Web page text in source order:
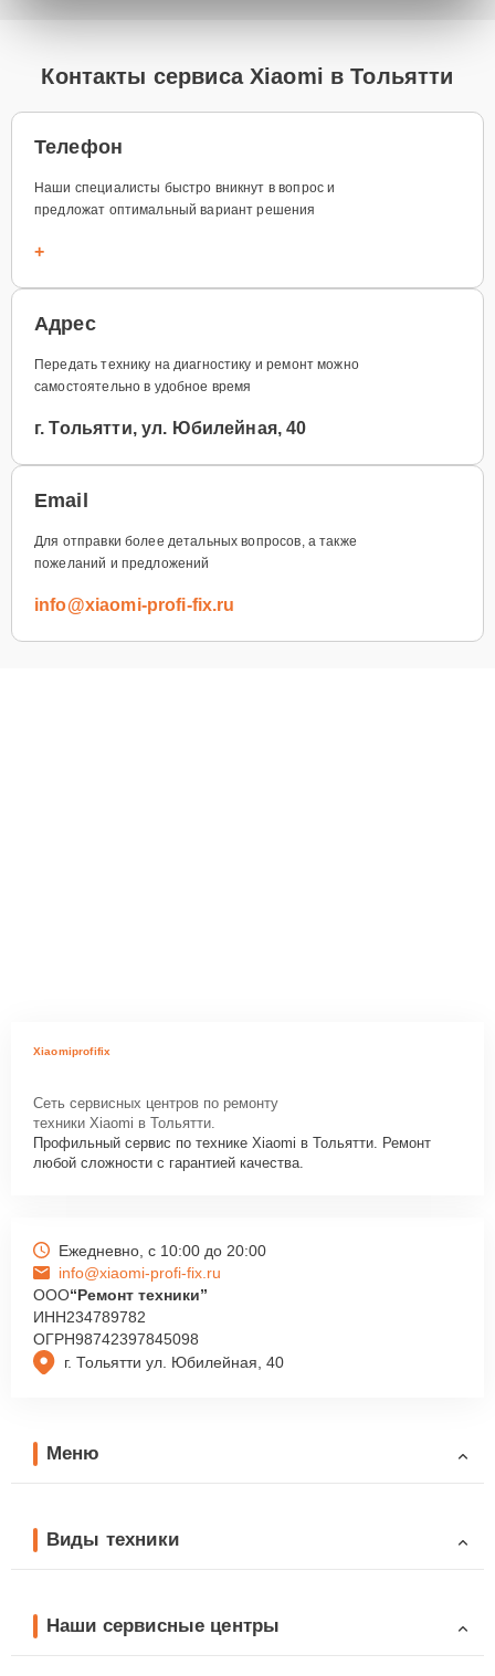
Контакты сервиса Xiaomi в Тольятти
Телефон
Наши специалисты быстро вникнут в вопрос и
предложат оптимальный вариант решения
+
Адрес
Передать технику на диагностику и ремонт можно
самостоятельно в удобное время
г. Тольятти, ул. Юбилейная, 40
Email
Для отправки более детальных вопросов, а также
пожеланий и предложений
info@xiaomi-profi-fix.ru
Xiaomiprofifix
Сеть сервисных центров по ремонту
техники Xiaomi в Тольятти.
Профильный сервис по технике Xiaomi в Тольятти. Ремонт
любой сложности с гарантией качества.
г. Тольятти ул. Юбилейная, 40
Ежедневно, с 10:00 до 20:00
info@xiaomi-profi-fix.ru
ООО“Ремонт техники”
ИНН234789782
ОГРН98742397845098
Меню
Виды техники
Наши сервисные центры